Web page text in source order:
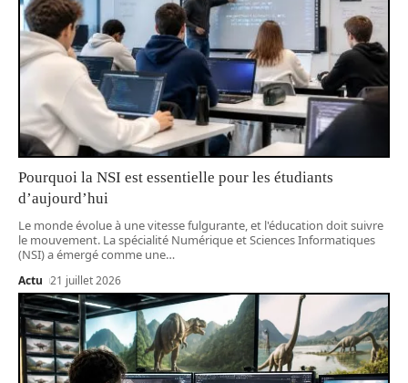
Pourquoi la NSI est essentielle pour les étudiants
d’aujourd’hui
Le monde évolue à une vitesse fulgurante, et l'éducation doit suivre
le mouvement. La spécialité Numérique et Sciences Informatiques
(NSI) a émergé comme une…
Actu 21 juillet 2026